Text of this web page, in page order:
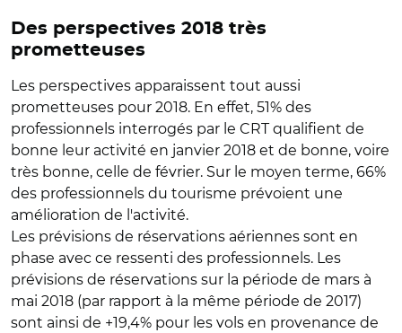
Des perspectives 2018 très
prometteuses
Les perspectives apparaissent tout aussi
prometteuses pour 2018. En effet, 51% des
professionnels interrogés par le CRT qualifient de
bonne leur activité en janvier 2018 et de bonne, voire
très bonne, celle de février. Sur le moyen terme, 66%
des professionnels du tourisme prévoient une
amélioration de l'activité.
Les prévisions de réservations aériennes sont en
phase avec ce ressenti des professionnels. Les
prévisions de réservations sur la période de mars à
mai 2018 (par rapport à la même période de 2017)
sont ainsi de +19,4% pour les vols en provenance de